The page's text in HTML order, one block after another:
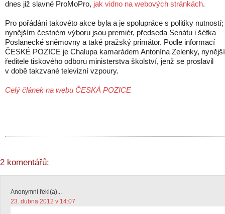
dnes již slavné ProMoPro, jak vidno na webových stránkách.
Pro pořádání takovéto akce byla a je spolupráce s politiky
nynějším čestném výboru jsou premiér, předseda Senátu i šéfka
Poslanecké sněmovny a také pražský primátor. Podle informací
ČESKÉ POZICE je Chalupa kamarádem Antonína Zelenky,
ředitele tiskového odboru ministerstva školství, jenž se proslavil
v době takzvané televizní vzpoury.
Celý článek na webu ČESKÁ POZICE
2 komentářů:
Anonymní řekl(a)...
23. dubna 2012 v 14:07